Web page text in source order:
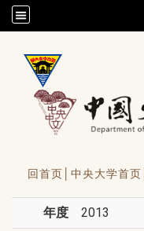
/accesskey"" title="Toolbar">:::
回首页│ 中央大学首页│
年度 2013